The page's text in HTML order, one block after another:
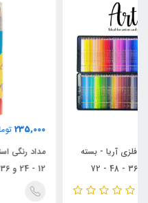
مداد رنگی استوانه ای آریا - بسته
12 - 24 و 36 رنگ